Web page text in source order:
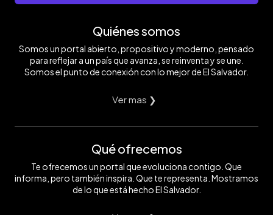
Quiénes somos
Somos un portal abierto, propositivo y moderno, pensado
para reflejar a un país que avanza, se reinventa y se une.
Somos el punto de conexión con lo mejor de El Salvador.
Ver mas ❯
Qué ofrecemos
Te ofrecemos un portal que evoluciona contigo. Que
informa, pero también inspira. Que te representa. Mostramos
de lo que está hecho El Salvador.